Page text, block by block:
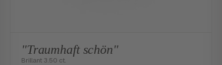
"Traumhaft schön"
Brillant 3.50 ct.